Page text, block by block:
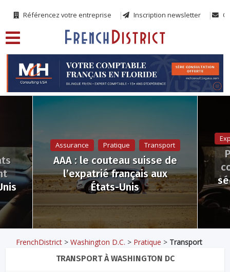
Référencez votre entreprise Inscription newsletter
Assurance Pratique Transport
AAA : le couteau suisse de
l’expatrié français aux
États-Unis
FrenchDistrict >Washington D.C. > Pratique > Transport
TRANSPORT À WASHINGTON DC